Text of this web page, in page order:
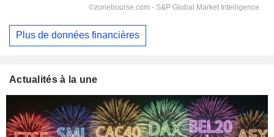
Plus de données financières
Actualités à la une